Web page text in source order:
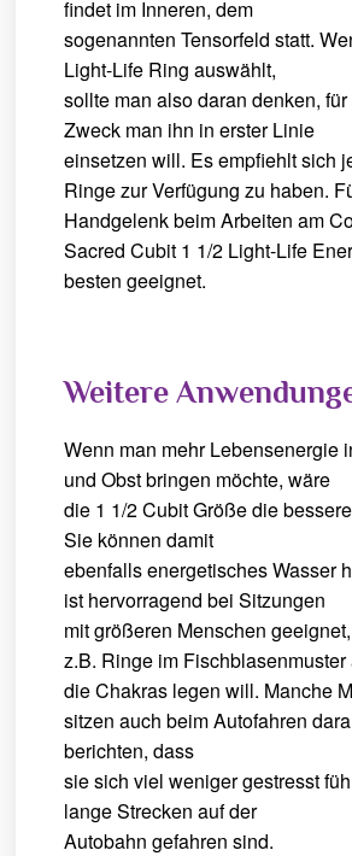
findet im Inneren, dem
sogenannten Tensorfeld statt.
Light-Life Ring auswählt,
sollte man also daran denken,
Zweck man ihn in erster Linie
einsetzen will. Es empfiehlt sich
Ringe zur Verfügung zu haben.
Handgelenk beim Arbeiten am
Sacred Cubit 1 1/2 Light-Life
besten geeignet.
Weitere
Wenn man mehr Lebensenergie
und Obst bringen möchte, wäre
die 1 1/2 Cubit Größe die
Sie können damit
ebenfalls energetisches Wasser
ist hervorragend bei Sitzungen
mit größeren Menschen
z.B. Ringe im Fischblasenmuster
die Chakras legen will. Manche
sitzen auch beim Autofahren
berichten, dass
sie sich viel weniger gestresst
lange Strecken auf der
Autobahn gefahren sind.